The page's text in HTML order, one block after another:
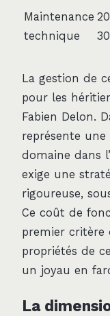
Maintenance
technique
La gestion de
pour les
Fabien Delon.
représente
domaine dans
exige une
rigoureuse,
Ce coût de
premier critère
propriétés de
un joyau en
La